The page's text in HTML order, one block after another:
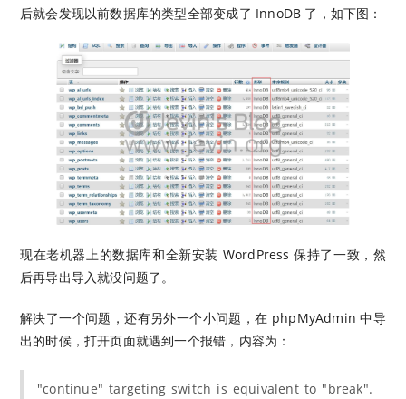
后就会发现以前数据库的类型全部变成了 InnoDB 了，如下图：
现在老机器上的数据库和全新安装 WordPress 保持了一致，然
后再导出导入就没问题了。
解决了一个问题，还有另外一个小问题，在 phpMyAdmin 中导
出的时候，打开页面就遇到一个报错，内容为：
"continue" targeting switch is equivalent to "break".